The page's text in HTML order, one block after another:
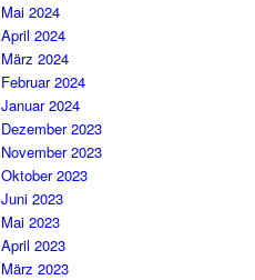
Mai 2024
April 2024
März 2024
Februar 2024
Januar 2024
Dezember 2023
November 2023
Oktober 2023
Juni 2023
Mai 2023
April 2023
März 2023